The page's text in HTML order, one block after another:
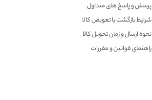
پرسش و پاسخ های متداول
شرایط بازگشت یا تعویض کالا
نحوه ارسال و زمان تحویل کالا
راهنمای قوانین و مقررات